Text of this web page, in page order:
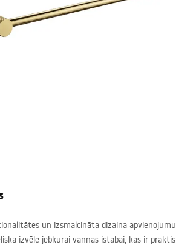
jaucējkrāni
piederumi
un izsmalcināta dizaina
izvēle jebkurai vannas istabai, kas ir